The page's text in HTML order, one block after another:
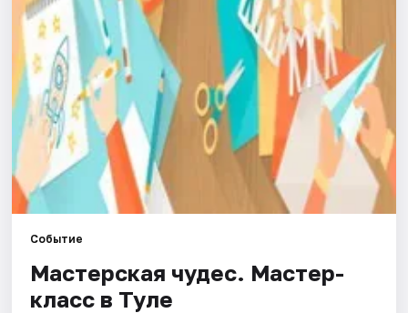
Артисты
Рейтинги
Событие
Мастерская чудес. Мастер-
класс в Туле